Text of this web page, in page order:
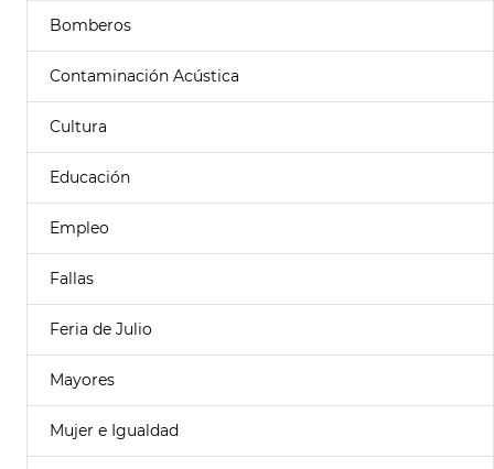
Bomberos
Contaminación Acústica
Cultura
Educación
Empleo
Fallas
Feria de Julio
Mayores
Mujer e Igualdad